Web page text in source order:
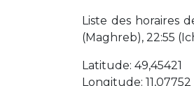
Liste des horaires
(Maghreb), 22:55
Latitude: 49,45421
Longitude: 11,07752